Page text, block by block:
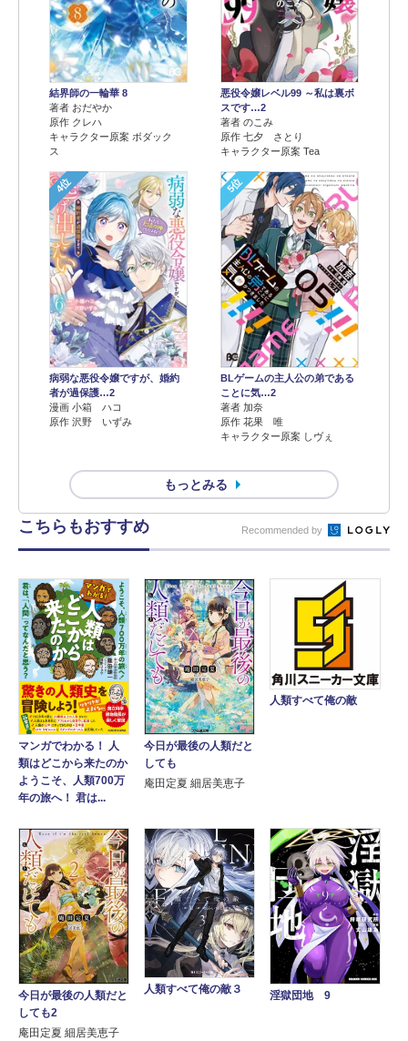
結界師の一輪華 8
著者 おだやか
原作 クレハ
キャラクター原案 ボダック
ス
悪役令嬢レベル99 ～私は裏ボ
スです…2
著者 のこみ
原作 七夕 さとり
キャラクター原案 Tea
4位
病弱な悪役令嬢ですが、婚約
者が過保護…2
漫画 小箱 ハコ
原作 沢野 いずみ
5位
BLゲームの主人公の弟である
ことに気…2
著者 加奈
原作 花果 唯
キャラクター原案 しヴぇ
もっとみる
こちらもおすすめ Recommended by
マンガでわかる！ 人
類はどこから来たのか
ようこそ、人類700万
年の旅へ！ 君は...
今日が最後の人類だと
しても
庵田定夏 細居美恵子
人類すべて俺の敵
今日が最後の人類だと
しても2
庵田定夏 細居美恵子
人類すべて俺の敵３
淫獄団地 9